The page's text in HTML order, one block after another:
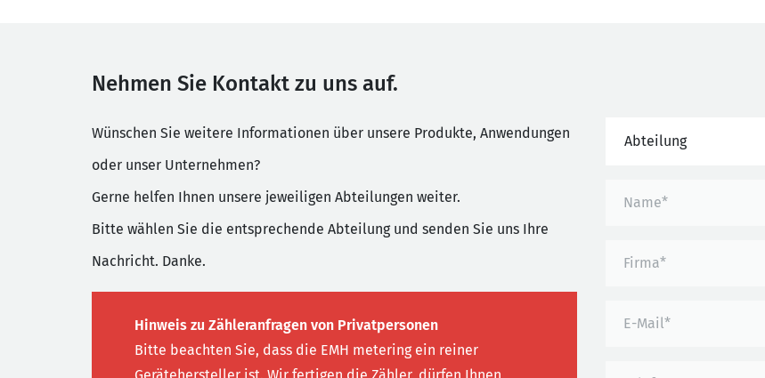
Nehmen Sie Kontakt zu uns auf.
Wünschen Sie weitere Informationen über unsere Produkte, Anwendungen
oder unser Unternehmen?
Gerne helfen Ihnen unsere jeweiligen Abteilungen weiter.
Bitte wählen Sie die entsprechende Abteilung und senden Sie uns Ihre
Nachricht. Danke.
Hinweis zu Zähleranfragen von Privatpersonen
Bitte beachten Sie, dass die EMH metering ein reiner
Gerätehersteller ist. Wir fertigen die Zähler, dürfen Ihnen
Abteilung